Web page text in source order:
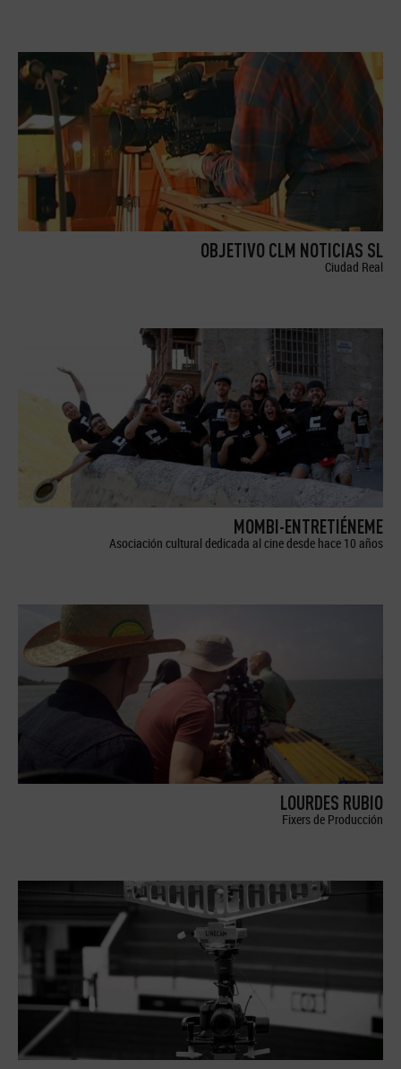
OBJETIVO CLM NOTICIAS SL
Ciudad Real
MOMBI-ENTRETIÉNEME
Asociación cultural dedicada al cine desde hace 10 años
LOURDES RUBIO
Fixers de Producción